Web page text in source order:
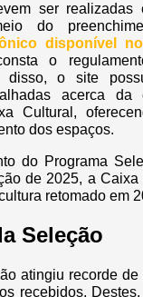
ser realizadas
do
disponível
o
disso, o site
acerca da
Cultural,
dos espaços.
do Programa
de 2025, a
retomado em
Seleção
atingiu recorde de
recebidos.